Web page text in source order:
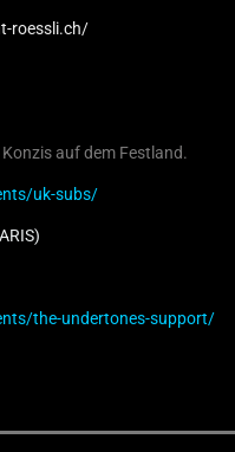
roessli.ch/
auf dem Festland.
uk-subs/
the-undertones-support/